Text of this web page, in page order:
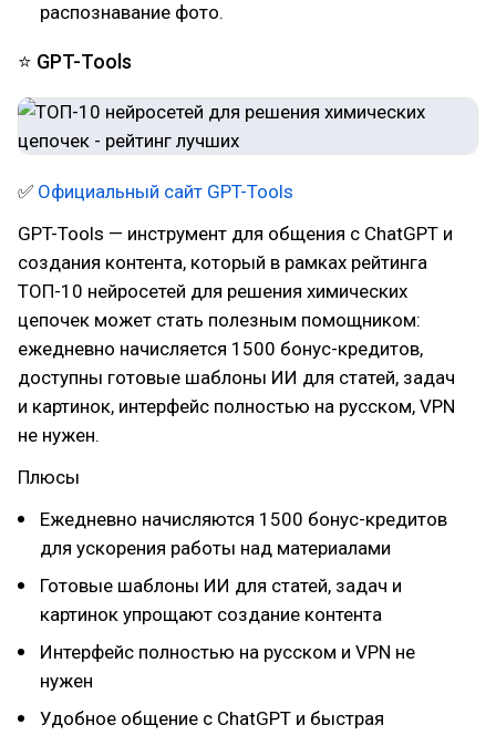
распознавание фото.
⭐ GPT-Tools
✅ Официальный сайт GPT-Tools
GPT-Tools — инструмент для общения с ChatGPT и
создания контента, который в рамках рейтинга
ТОП-10 нейросетей для решения химических
цепочек может стать полезным помощником:
ежедневно начисляется 1500 бонус-кредитов,
доступны готовые шаблоны ИИ для статей, задач
и картинок, интерфейс полностью на русском, VPN
не нужен.
Плюсы
Ежедневно начисляются 1500 бонус-кредитов
для ускорения работы над материалами
Готовые шаблоны ИИ для статей, задач и
картинок упрощают создание контента
Интерфейс полностью на русском и VPN не
нужен
Удобное общение с ChatGPT и быстрая